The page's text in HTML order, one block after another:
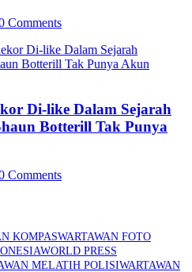
Comments
Di-like Dalam Sejarah
Botterill Tak Punya
Comments
KOMPASWARTAWAN FOTO
WORLD PRESS
MELATIH POLISIWARTAWAN